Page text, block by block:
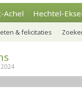
Achel Hechtel-
& felicitaties